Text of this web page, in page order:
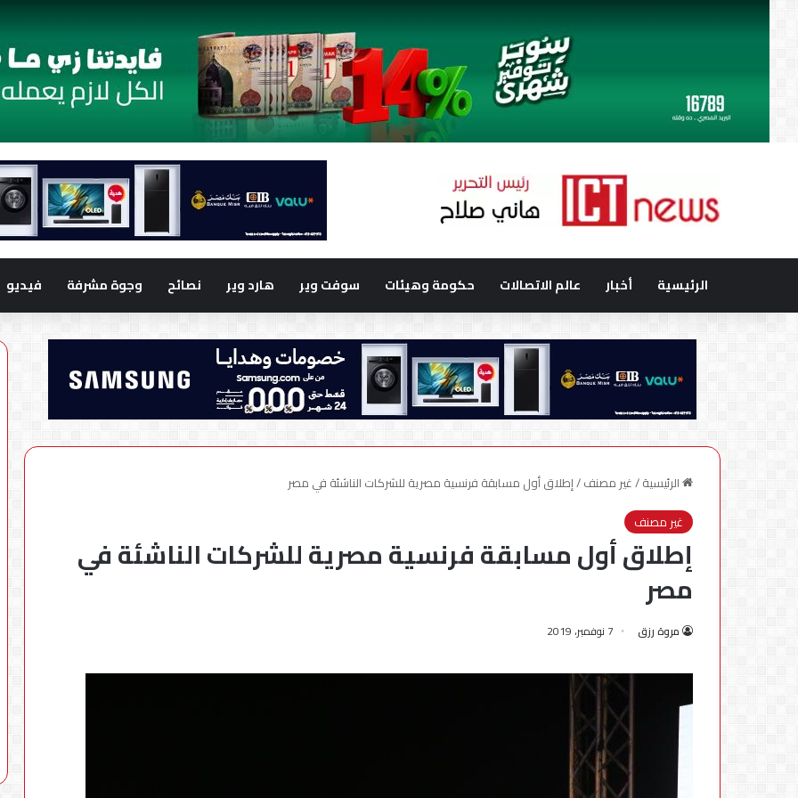
الرئيسية أخبار عالم الاتصالات حكومة وهيئات سوفت وير هارد وير نصائح وجوة مشرفة فيديو
الرئيسية/غير مصنف/إطلاق أول مسابقة فرنسية مصرية للشركات الناشئة في مصر
غير مصنف
إطلاق أول مسابقة فرنسية مصرية للشركات الناشئة في
مصر
مروة رزق 7 نوفمبر، 2019